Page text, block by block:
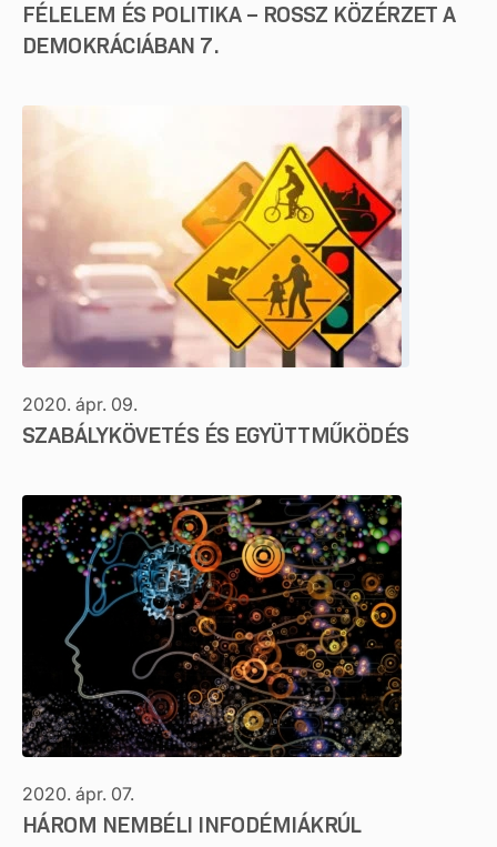
FÉLELEM ÉS POLITIKA – ROSSZ KÖZÉRZET A
DEMOKRÁCIÁBAN 7.
2020. ápr. 09.
SZABÁLYKÖVETÉS ÉS EGYÜTTMŰKÖDÉS
2020. ápr. 07.
HÁROM NEMBÉLI INFODÉMIÁKRÚL